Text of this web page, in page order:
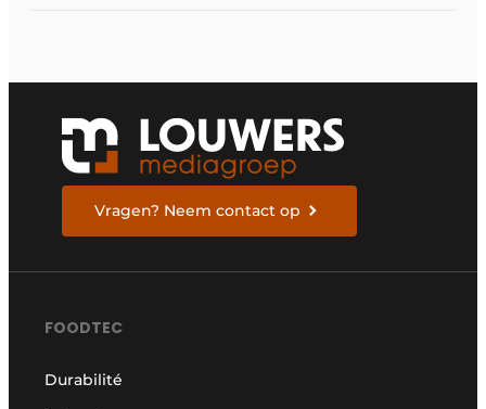
Vragen? Neem contact op
FOODTEC
Durabilité